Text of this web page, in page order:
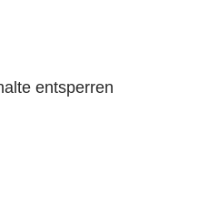
entsperren